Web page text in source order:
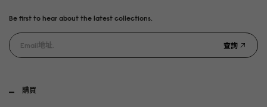
購買
Be first to hear about the latest collections.
查詢